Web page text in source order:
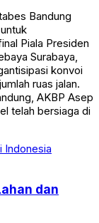
Bandung
Piala Presiden
Surabaya,
konvoi
ruas jalan.
AKBP Asep
telah bersiaga di
dan